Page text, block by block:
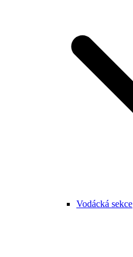
Vodácká sekce